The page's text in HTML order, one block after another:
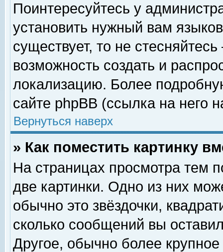
Поинтересуйтесь у
установить нужный вам
существует, то не
возможность создать и
локализацию. Более
сайте phpBB (ссылка на него
Вернуться наверх
» Как поместить картинку
На страницах просмотра тем
две картинки. Одно из них
обычно это звёздочки,
сколько сообщений вы
Другое, обычно более